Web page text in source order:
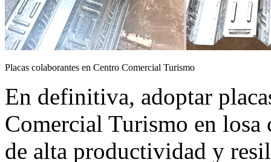
Placas colaborantes en Centro Comercial Turismo
En definitiva, adoptar
Comercial Turismo en
de alta productividad y